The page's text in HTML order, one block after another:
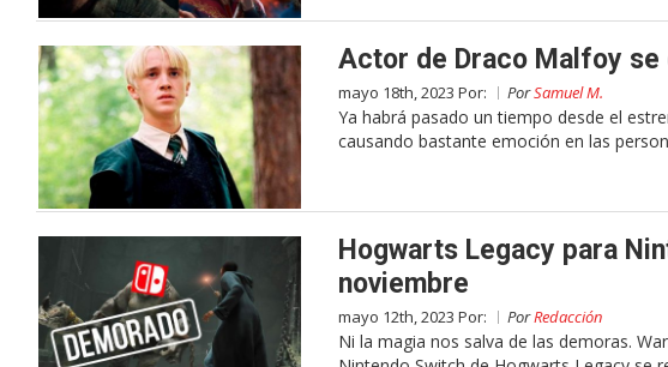
Actor de Draco Malfoy se
mayo 18th, 2023 Por: PorSamuel M.
Ya habrá pasado un tiempo desde el
causando bastante emoción en las
Hogwarts Legacy para
noviembre
mayo 12th, 2023 Por: PorRedacción
Ni la magia nos salva de las demoras.